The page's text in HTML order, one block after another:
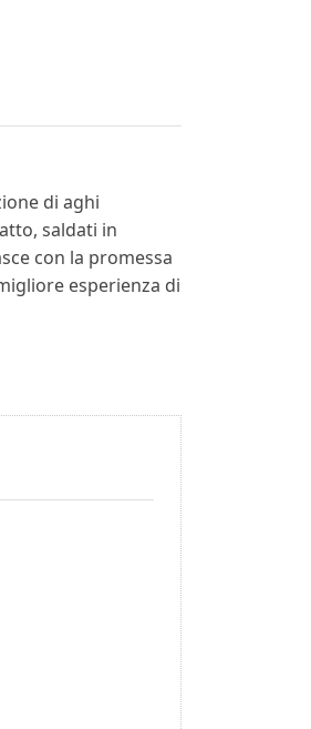
di aghi
saldati in
con la promessa
esperienza di